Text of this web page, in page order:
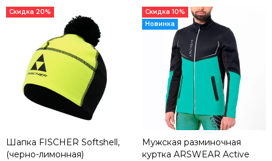
Скидка 20%
Шапка FISCHER Softshell,
(черно-лимонная)
Скидка 10%
Новинка
Мужская разминочная
куртка ARSWEAR Active